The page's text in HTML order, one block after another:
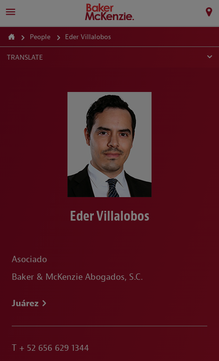
People Eder Villalobos
TRANSLATE
Eder Villalobos
Asociado
Baker & McKenzie Abogados, S.C.
Juárez
T + 52 656 629 1344